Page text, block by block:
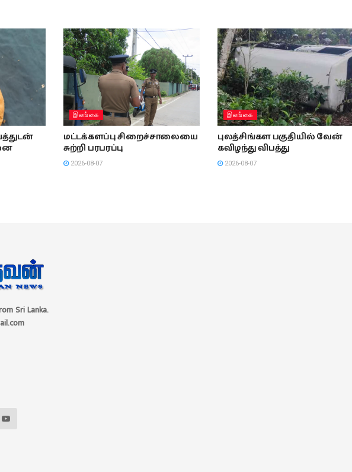
இலங்கை
மட்டக்களப்பு சிறைச்சாலையை
சுற்றி பரபரப்பு
2026-08-07
இலங்கை
புலத்சிங்கள பகுதியில் வேன்
கவிழந்து விபத்து
2026-08-07
Sri Lanka.